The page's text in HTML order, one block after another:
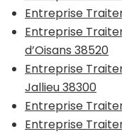
Entreprise
Entreprise
d’Oisans 38520
Entreprise
Jallieu 38300
Entreprise
Entreprise